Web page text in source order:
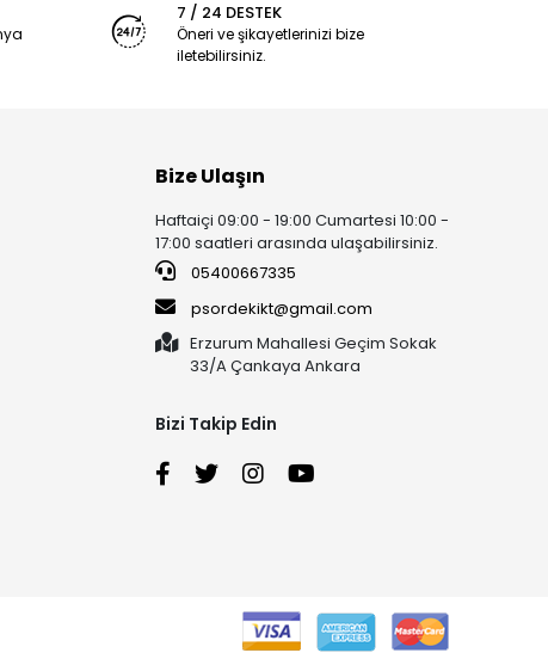
7 / 24 DESTEK
Öneri ve şikayetlerinizi bize
iletebilirsiniz.
Bize Ulaşın
Haftaiçi 09:00 - 19:00 Cumartesi 10:00 -
17:00 saatleri arasında ulaşabilirsiniz.
05400667335
psordekikt@gmail.com
Erzurum Mahallesi Geçim Sokak
33/A Çankaya Ankara
Bizi Takip Edin